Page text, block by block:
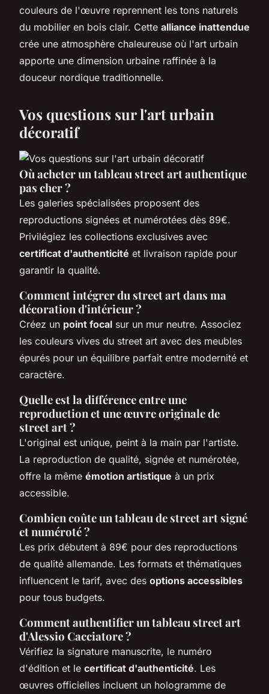
couleurs de l'œuvre reprennent les tons naturels
du mobilier en bois clair. Cette alliance inattendue
crée une atmosphère chaleureuse où l'art urbain
apporte une dimension urbaine raffinée à la
douceur nordique traditionnelle.
Vos questions sur l'art urbain
décoratif
Où acheter un tableau street art authentique
pas cher ?
Les galeries spécialisées proposent des
reproductions signées et numérotées dès 89€.
Privilégiez les collections exclusives avec
certificat d'authenticité et livraison rapide pour
garantir la qualité.
Comment intégrer du street art dans ma
décoration d'intérieur ?
Créez un point focal sur un mur neutre. Associez
les couleurs vives du street art avec des meubles
épurés pour un équilibre parfait entre modernité et
caractère.
Quelle est la différence entre une
reproduction et une œuvre originale de
street art ?
L'original est unique, peint à la main par l'artiste.
La reproduction de qualité, signée et numérotée,
offre la même émotion artistique à un prix
accessible.
Combien coûte un tableau de street art signé
et numéroté ?
Les prix débutent à 89€ pour des reproductions
de qualité allemande. Les formats et thématiques
influencent le tarif, avec des options accessibles
pour tous budgets.
Comment authentifier un tableau street art
d'Alessio Cacciatore ?
Vérifiez la signature manuscrite, le numéro
d'édition et le certificat d'authenticité. Les
œuvres officielles incluent un hologramme de